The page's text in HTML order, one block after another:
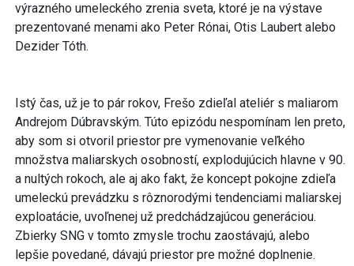
výrazného umeleckého zrenia sveta, ktoré je na výstave
prezentované menami ako Peter Rónai, Otis Laubert alebo
Dezider Tóth.
Istý čas, už je to pár rokov, Frešo zdieľal ateliér s maliarom
Andrejom Dúbravským. Túto epizódu nespomínam len preto,
aby som si otvoril priestor pre vymenovanie veľkého
množstva maliarskych osobností, explodujúcich hlavne v 90.
a nultých rokoch, ale aj ako fakt, že koncept pokojne zdieľa
umeleckú prevádzku s rôznorodými tendenciami maliarskej
exploatácie, uvoľnenej už predchádzajúcou generáciou.
Zbierky SNG v tomto zmysle trochu zaostávajú, alebo
lepšie povedané, dávajú priestor pre možné doplnenie.